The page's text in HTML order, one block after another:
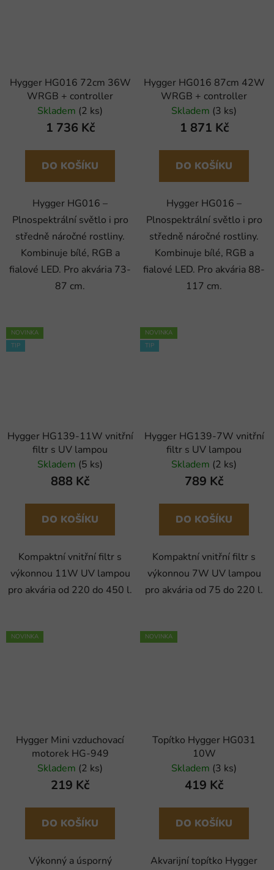
Hygger HG016 72cm 36W
WRGB + controller
Skladem (2 ks)
1 736 Kč
DO KOŠÍKU
Hygger HG016 –
Plnospektrální světlo i pro
středně náročné rostliny.
Kombinuje bílé, RGB a
fialové LED. Pro akvária 73-
87 cm.
Hygger HG016 87cm 42W
WRGB + controller
Skladem (3 ks)
1 871 Kč
DO KOŠÍKU
Hygger HG016 –
Plnospektrální světlo i pro
středně náročné rostliny.
Kombinuje bílé, RGB a
fialové LED. Pro akvária 88-
117 cm.
NOVINKA
TIP
Hygger HG139-11W vnitřní
filtr s UV lampou
Skladem (5 ks)
888 Kč
DO KOŠÍKU
Kompaktní vnitřní filtr s
výkonnou 11W UV lampou
pro akvária od 220 do 450 l.
NOVINKA
TIP
Hygger HG139-7W vnitřní
filtr s UV lampou
Skladem (2 ks)
789 Kč
DO KOŠÍKU
Kompaktní vnitřní filtr s
výkonnou 7W UV lampou
pro akvária od 75 do 220 l.
NOVINKA
Hygger Mini vzduchovací
motorek HG-949
Skladem (2 ks)
219 Kč
DO KOŠÍKU
Výkonný a úsporný
NOVINKA
Topítko Hygger HG031
10W
Skladem (3 ks)
419 Kč
DO KOŠÍKU
Akvarijní topítko Hygger